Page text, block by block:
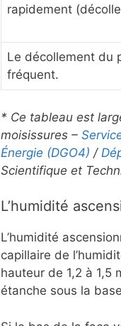
rapidement
Le décollement du
fréquent.
* Ce tableau est
moisissures –
Énergie (DGO4) /
Scientifique et
L’humidité
L’humidité
capillaire de
hauteur de 1,2 à 1,5
étanche sous la